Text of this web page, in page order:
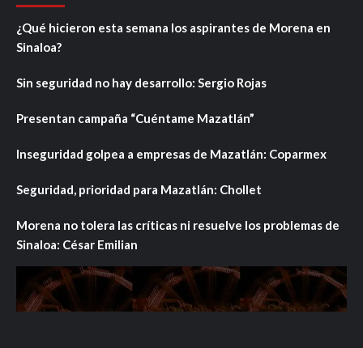
¿Qué hicieron esta semana los aspirantes de Morena en
Sinaloa?
Sin seguridad no hay desarrollo: Sergio Rojas
Presentan campaña “Cuéntame Mazatlán”
Inseguridad golpea a empresas de Mazatlán: Coparmex
Seguridad, prioridad para Mazatlán: Chollet
Morena no tolera las críticas ni resuelve los problemas de
Sinaloa: César Emilian